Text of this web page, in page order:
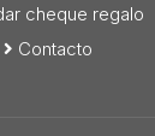
cheque regalo
Contacto